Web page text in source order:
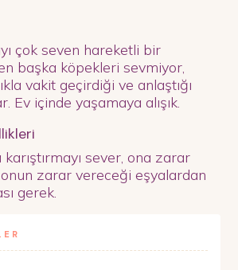
çok seven hareketli bir
başka köpekleri sevmiyor,
vakit geçirdiği ve anlaştığı
Ev içinde yaşamaya alışık.
sever, ona zarar
zarar vereceği eşyalardan
gerek.